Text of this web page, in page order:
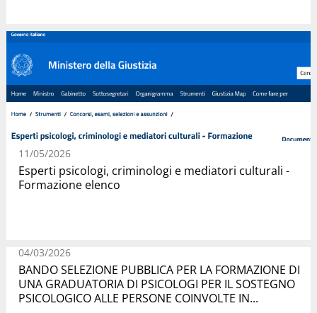
11/05/2026
Esperti psicologi, criminologi e mediatori culturali -
Formazione elenco
04/03/2026
BANDO SELEZIONE PUBBLICA PER LA FORMAZIONE DI
UNA GRADUATORIA DI PSICOLOGI PER IL SOSTEGNO
PSICOLOGICO ALLE PERSONE COINVOLTE IN...